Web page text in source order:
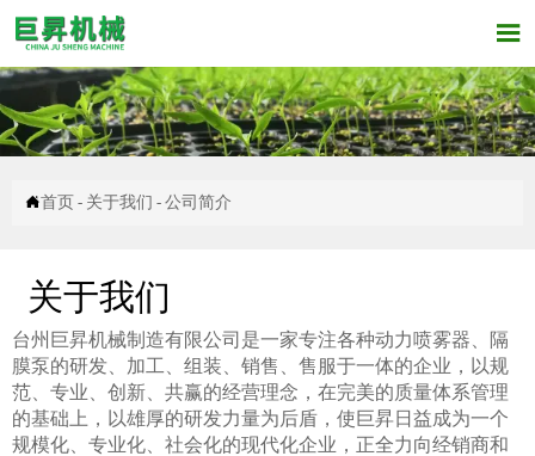

首页 - 关于我们 - 公司简介
关于我们
台州巨昇机械制造有限公司是一家专注各种动力喷雾器、隔
膜泵的研发、加工、组装、销售、售服于一体的企业，以规
范、专业、创新、共赢的经营理念，在完美的质量体系管理
的基础上，以雄厚的研发力量为后盾，使巨昇日益成为一个
规模化、专业化、社会化的现代化企业，正全力向经销商和